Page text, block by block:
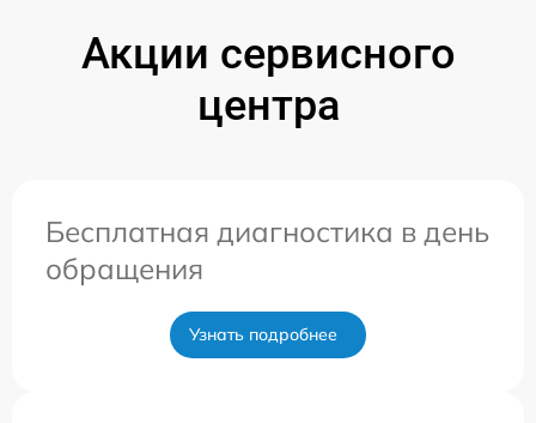
Акции сервисного
центра
Бесплатная диагностика в день
обращения
Узнать подробнее